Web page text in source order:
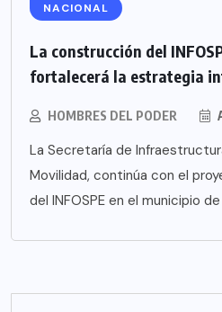
NACIONAL
La construcción del
fortalecerá la estrategia
HOMBRES DEL PODER
La Secretaría de
Movilidad, continúa con el
del INFOSPE en el municipio